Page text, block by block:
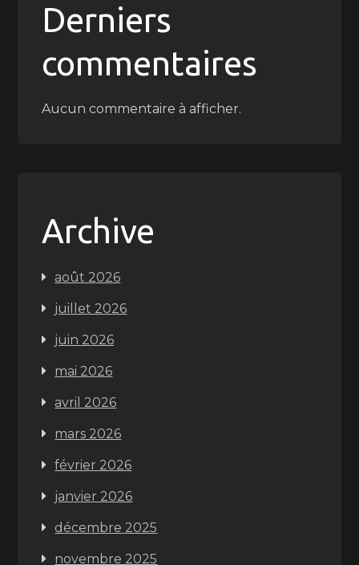
Derniers
commentaires
Aucun commentaire à afficher.
Archive
août 2026
juillet 2026
juin 2026
mai 2026
avril 2026
mars 2026
février 2026
janvier 2026
décembre 2025
novembre 2025